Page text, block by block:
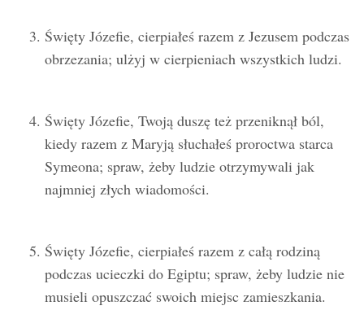
Święty Józefie, cierpiałeś razem z Jezusem podczas
obrzezania; ulżyj w cierpieniach wszystkich ludzi.
Święty Józefie, Twoją duszę też przeniknął ból,
kiedy razem z Maryją słuchałeś proroctwa starca
Symeona; spraw, żeby ludzie otrzymywali jak
najmniej złych wiadomości.
Święty Józefie, cierpiałeś razem z całą rodziną
podczas ucieczki do Egiptu; spraw, żeby ludzie nie
musieli opuszczać swoich miejsc zamieszkania.